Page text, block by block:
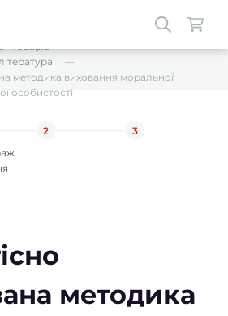
товарів
методика виховання моральної
особистості
2 3
методика